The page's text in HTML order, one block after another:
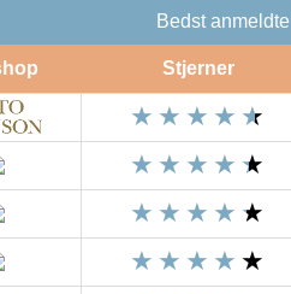
Bedst
Stjerner